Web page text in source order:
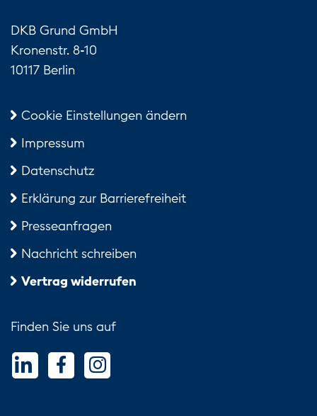
DKB Grund GmbH
Kronenstr. 8-10
10117 Berlin
Cookie Einstellungen ändern
Impressum
Datenschutz
Erklärung zur Barrierefreiheit
Presseanfragen
Nachricht schreiben
Vertrag widerrufen
Finden Sie uns auf